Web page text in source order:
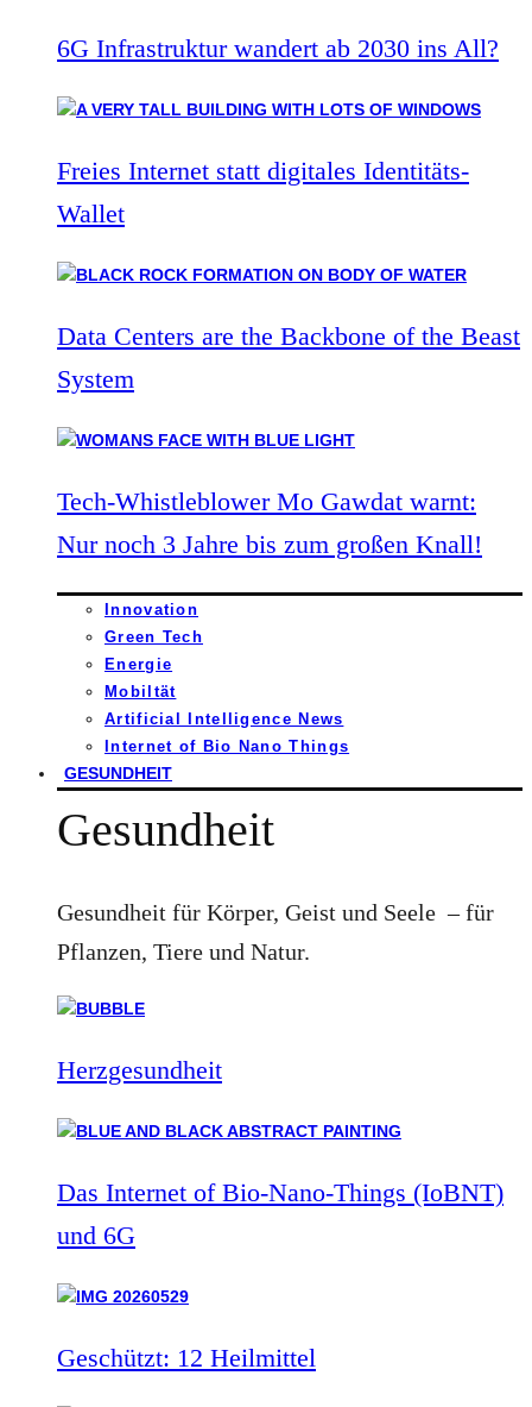
6G Infrastruktur wandert ab 2030 ins All?
Freies Internet statt digitales Identitäts-
Wallet
Data Centers are the Backbone of the Beast
System
Tech-Whistleblower Mo Gawdat warnt:
Nur noch 3 Jahre bis zum großen Knall!
Innovation
Green Tech
Energie
Mobiltät
Artificial Intelligence News
Internet of Bio Nano Things
GESUNDHEIT
Gesundheit
Gesundheit für Körper, Geist und Seele – für
Pflanzen, Tiere und Natur.
Herzgesundheit
Das Internet of Bio-Nano-Things (IoBNT)
und 6G
Geschützt: 12 Heilmittel